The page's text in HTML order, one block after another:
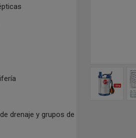
drenaje y grupos de